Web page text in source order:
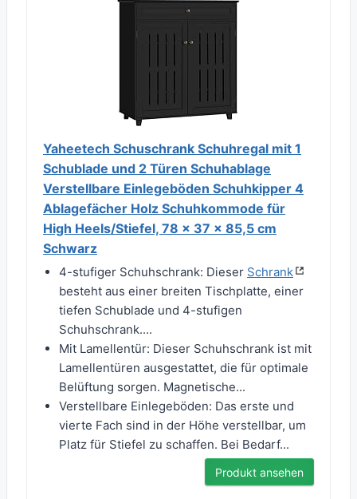
Yaheetech Schuschrank Schuhregal mit 1
Schublade und 2 Türen Schuhablage
Verstellbare Einlegeböden Schuhkipper 4
Ablagefächer Holz Schuhkommode für
High Heels/Stiefel, 78 × 37 × 85,5 cm
Schwarz
4-stufiger Schuhschrank: Dieser Schrank
besteht aus einer breiten Tischplatte, einer
tiefen Schublade und 4-stufigen
Schuhschrank....
Mit Lamellentür: Dieser Schuhschrank ist mit
Lamellentüren ausgestattet, die für optimale
Belüftung sorgen. Magnetische...
Verstellbare Einlegeböden: Das erste und
vierte Fach sind in der Höhe verstellbar, um
Platz für Stiefel zu schaffen. Bei Bedarf...
Produkt ansehen